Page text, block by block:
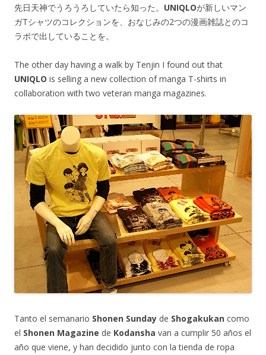
先日天神でうろうろしていたら知った。 UNIQLOが新しいマン
ガTシャツのコレクションを、おなじみの2つの漫画雑誌とのコ
ラボで出していることを。
The other day having a walk by Tenjin I found out that
UNIQLO is selling a new collection of manga T-shirts in
collaboration with two veteran manga magazines.
Tanto el semanario Shonen Sunday de Shogakukan como
el Shonen Magazine de Kodansha van a cumplir 50 años el
año que viene, y han decidido junto con la tienda de ropa